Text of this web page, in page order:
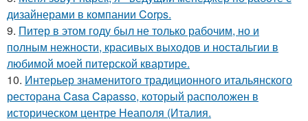
дизайнерами в компании Corps.
9. Питер в этом году был не только рабочим, но и
полным нежности, красивых выходов и ностальгии в
любимой моей питерской квартире.
10. Интерьер знаменитого традиционного итальянского
ресторана Casa Capasso, который расположен в
историческом центре Неаполя (Италия.